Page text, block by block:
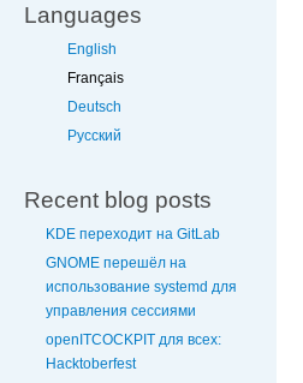
Languages
English
Français
Deutsch
Русский
Recent blog posts
KDE переходит на GitLab
GNOME перешёл на
использование systemd для
управления сессиями
openITCOCKPIT для всех:
Hacktoberfest